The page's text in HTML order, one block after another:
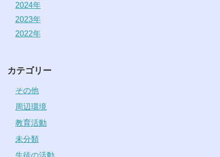
2024年
2023年
2022年
カテゴリー
その他
周辺環境
教育活動
未分類
生徒の活動